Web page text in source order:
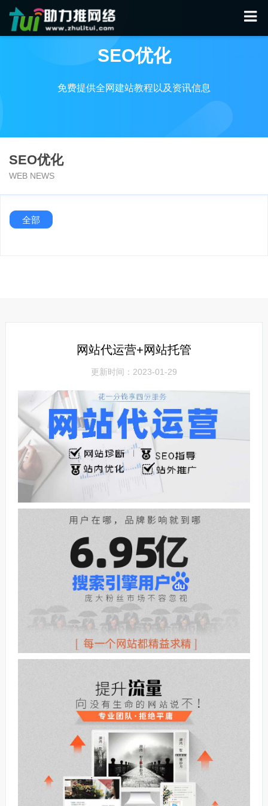
SEO优化
免费提供全网建站教程以及资讯信息
SEO优化
WEB NEWS
全部
网站代运营+网站托管
更新时间：2023-01-29